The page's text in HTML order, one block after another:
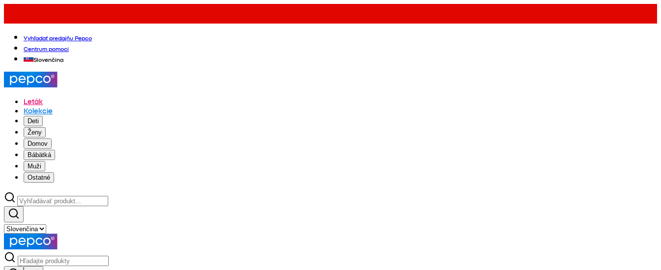
Vyhľadať predajňu Pepco
Centrum pomoci
Slovenčina
Leták
Kolekcie
Deti
Ženy
Domov
Bábätká
Muži
Ostatné